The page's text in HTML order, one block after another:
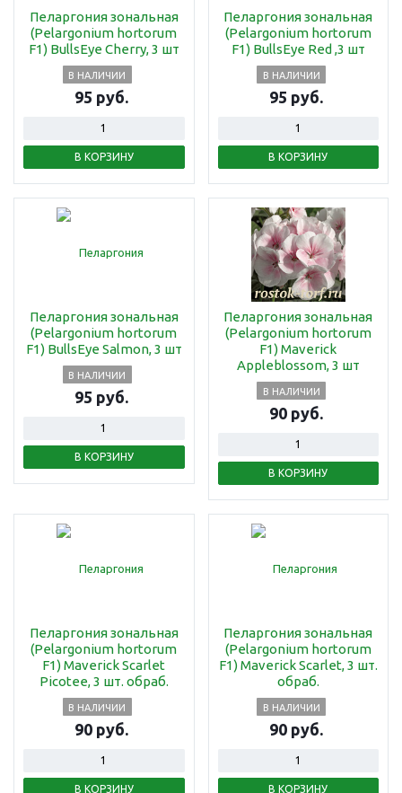
Пеларгония зональная
(Pelargonium hortorum
F1) BullsEye Cherry, 3 шт
В НАЛИЧИИ
95 руб.
В КОРЗИНУ
Пеларгония зональная
(Pelargonium hortorum
F1) BullsEye Red ,3 шт
В НАЛИЧИИ
95 руб.
В КОРЗИНУ
Пеларгония зональная
(Pelargonium hortorum
F1) BullsEye Salmon, 3 шт
В НАЛИЧИИ
95 руб.
В КОРЗИНУ
Пеларгония зональная
(Pelargonium hortorum
F1) Maverick
Appleblossom, 3 шт
В НАЛИЧИИ
90 руб.
В КОРЗИНУ
Пеларгония зональная
(Pelargonium hortorum
F1) Maverick Scarlet
Picotee, 3 шт. обраб.
В НАЛИЧИИ
90 руб.
В КОРЗИНУ
Пеларгония зональная
(Pelargonium hortorum
F1) Maverick Scarlet, 3 шт.
обраб.
В НАЛИЧИИ
90 руб.
В КОРЗИНУ